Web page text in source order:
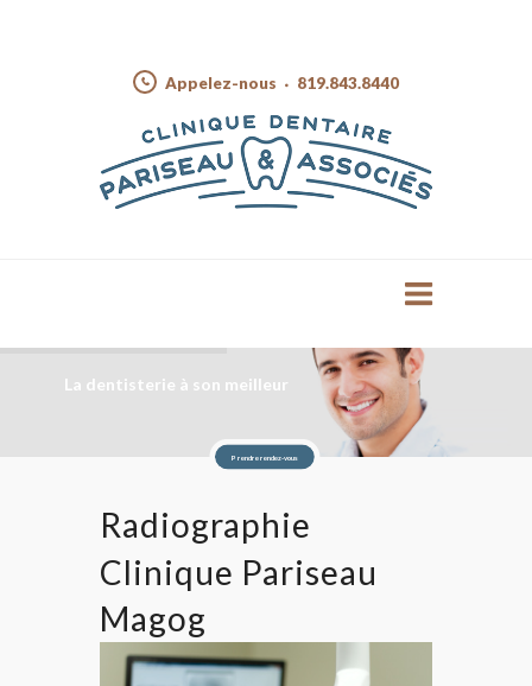
Appelez-nous 819.843.8440
La dentisterie à son meilleur
Prendre rendez-vous
Radiographie
Clinique Pariseau
Magog